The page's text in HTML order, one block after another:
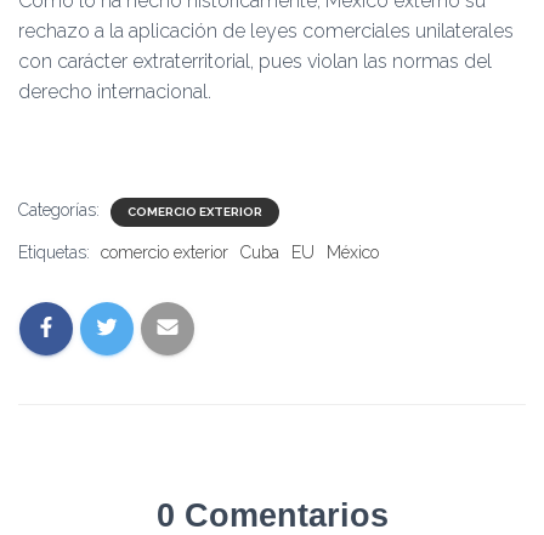
rechazo a la aplicación de leyes comerciales unilaterales
con carácter extraterritorial, pues violan las normas del
derecho internacional.
Categorías: COMERCIO EXTERIOR
Etiquetas: comercio exterior Cuba EU México
0 Comentarios